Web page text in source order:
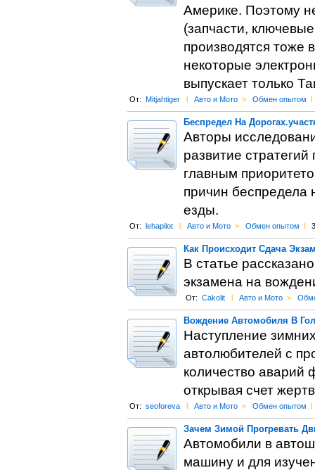
Америке. Поэтому
(запчасти,
производятся тоже
некоторые
выпускает только
От: Mitjahtiger l Авто и Мото > Обмен опытом l
Беспредел На
Авторы
развитие
главным
причин беспредела
езды.
От: lehapilot l Авто и Мото > Обмен опытом l
Как Происходит Сдача
В статье
экзамена на
От: Cakolit l Авто и Мото >
Вождение Автомобиля В
Наступление
автолюбителей с
количество аварий
открывая счет
От: seoforeva l Авто и Мото > Обмен опытом l
Зачем Зимой Прогревать
Автомобили в
машину и для